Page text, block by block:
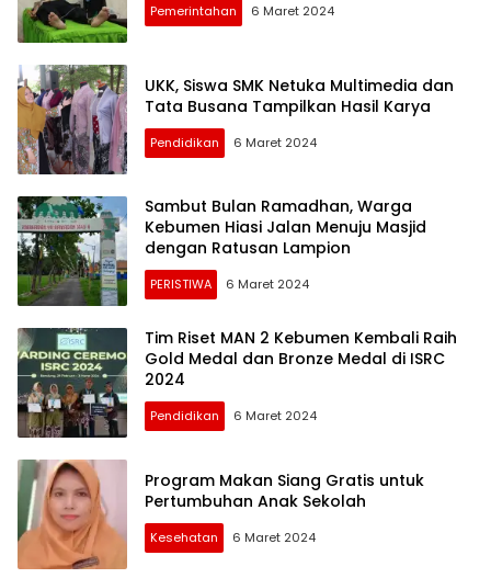
Pemerintahan 6 Maret 2024
UKK, Siswa SMK Netuka Multimedia dan
Tata Busana Tampilkan Hasil Karya
Pendidikan 6 Maret 2024
Sambut Bulan Ramadhan, Warga
Kebumen Hiasi Jalan Menuju Masjid
dengan Ratusan Lampion
PERISTIWA 6 Maret 2024
Tim Riset MAN 2 Kebumen Kembali Raih
Gold Medal dan Bronze Medal di ISRC
2024
Pendidikan 6 Maret 2024
Program Makan Siang Gratis untuk
Pertumbuhan Anak Sekolah
Kesehatan 6 Maret 2024